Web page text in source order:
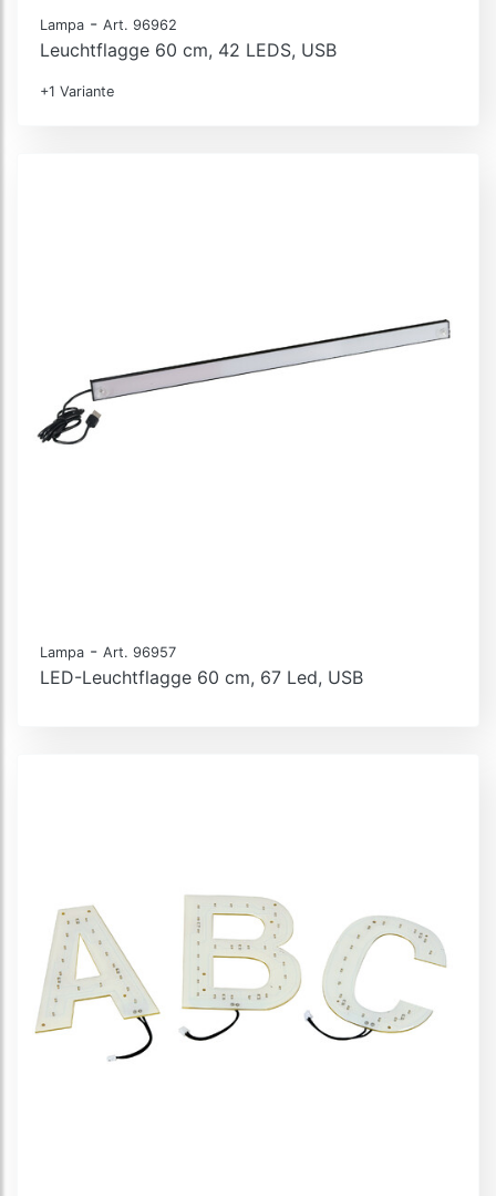
Lampa - Art. 96962
Leuchtflagge 60 cm, 42 LEDS, USB
+1 Variante
Lampa - Art. 96957
LED-Leuchtflagge 60 cm, 67 Led, USB